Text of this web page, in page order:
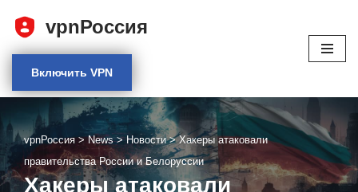
vpnРоссия
Включить VPN
vpnРоссия>News>Новости>Хакеры атаковали
правительства России и Белоруссии
Хакеры атаковали